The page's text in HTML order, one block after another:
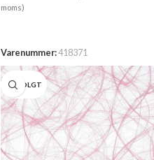
moms)
Varenummer:418371
UDSOLGT